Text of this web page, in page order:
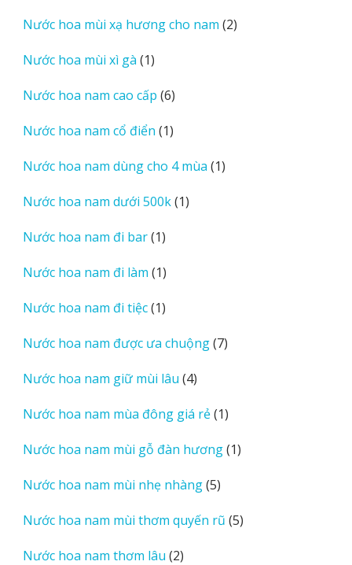
phẩm
Nước hoa mùi xạ hương cho nam 22
Nước hoa mùi xì gà 11
phẩm
Nước hoa nam cao cấp 66
phẩm
Nước hoa nam cổ điển 11
phẩm
Nước hoa nam dùng cho 4 mùa 11
Nước hoa nam dưới 500k 11
Nước hoa nam đi bar 11
phẩm
Nước hoa nam đi làm 11
phẩm
Nước hoa nam đi tiệc 11
phẩm
Nước hoa nam được ưa chuộng 77
Nước hoa nam giữ mùi lâu 44
phẩm
Nước hoa nam mùa đông giá rẻ 11
phẩm
Nước hoa nam mùi gỗ đàn hương 11
Nước hoa nam mùi nhẹ nhàng 55
phẩm
Nước hoa nam mùi thơm quyến rũ 55
Nước hoa nam thơm lâu 22